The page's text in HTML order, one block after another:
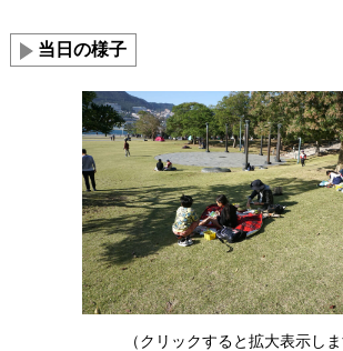
当日の様子
（クリックすると拡大表示しま